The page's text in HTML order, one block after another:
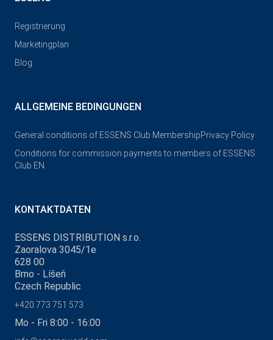
Registrierung
Marketingplan
Blog
ALLGEMEINE BEDINGUNGEN
General conditions of ESSENS Club MembershipPrivacy Policy
Conditions for commission payments to members of ESSENS
Club EN
KONTAKTDATEN
ESSENS DISTRIBUTION s.r.o.
Zaoralova 3045/1e
628 00
Brno - Líšeň
Czech Republic
+420 773 751 573
Mo - Fri 8:00 - 16:00